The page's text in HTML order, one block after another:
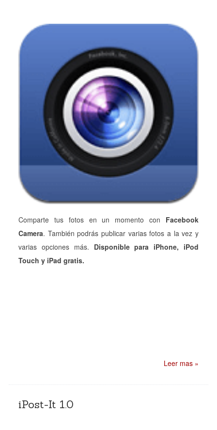
Comparte tus fotos en un momento con Facebook
Camera. También podrás publicar varias fotos a la vez y
varias opciones más. Disponible para iPhone, iPod
Touch y iPad gratis.
Leer mas »
iPost-It 1.0